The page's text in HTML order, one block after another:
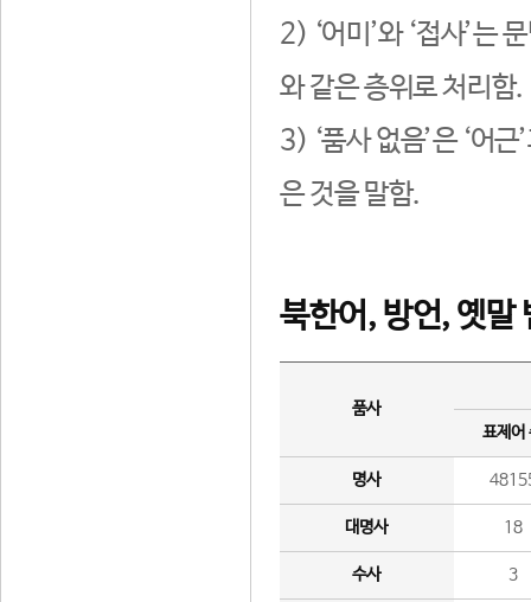
2) ‘어미’와 ‘접사’는
와 같은 층위로 처리함.
3) ‘품사 없음’은 ‘어
은 것을 말함.
북한어, 방언, 옛말
품사
표제어
명사
대명사 18
수사 3